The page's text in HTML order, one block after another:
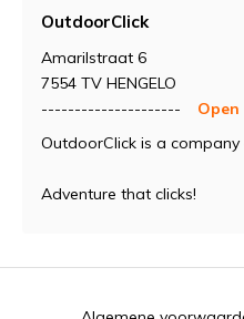
OutdoorClick
Amarilstraat 6
7554 TV HENGELO
---------------------
OutdoorClick is a company
Adventure that clicks!